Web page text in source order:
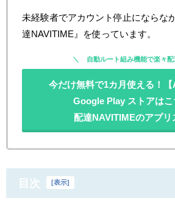
未経験者でアカウント停止にならな
達NAVITIME』を使っています。
自動ルート組み機能で楽々配
今だけ無料で1カ月使える！【
Google Play ストアはこ
配達NAVITIMEのアプリ
目次 [表示]